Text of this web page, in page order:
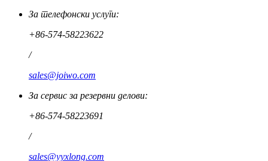
За телефонски услуги:
+86-574-58223622
/
sales@joiwo.com
За сервис за резервни делови:
+86-574-58223691
/
sales@yyxlong.com